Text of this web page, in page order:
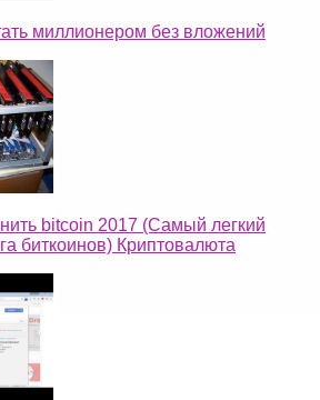
миллионером без вложений
bitcoin 2017 (Самый легкий
биткоинов) Криптовалюта